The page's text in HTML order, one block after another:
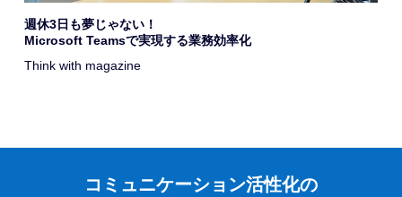
週休3日も夢じゃない！
Microsoft Teamsで実現する業務効率化
Think with magazine
コミュニケーション活性化の